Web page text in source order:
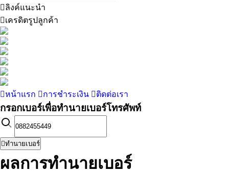
ลิงค์แนะนำ
เครดิตรูปลูกค้า
หน้าแรก การชำระเงิน ติดต่อเรา
กรอกเบอร์เพื่อทำนายเบอร์โทรศัพท์
ทำนายเบอร์
ผลการทำนายเบอร์